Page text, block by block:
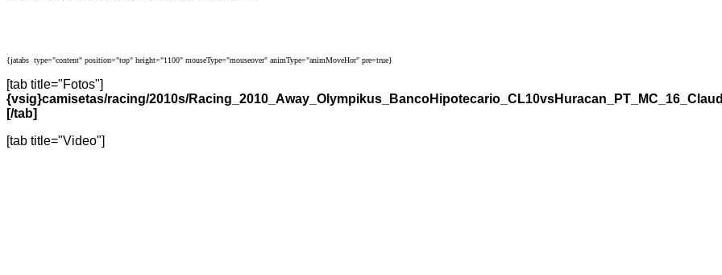
{jatabs type="content" position="top" height="1100" mouseType="mouseover" animType="animMoveHor" pre=true}
[tab title="Fotos"]
{vsig}camisetas/racing/2010s/
[/tab]
[tab title="Video"]